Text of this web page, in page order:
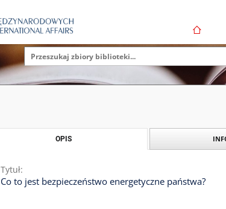
OPIS
Tytuł:
Co to jest bezpieczeństwo energetyczne państwa?